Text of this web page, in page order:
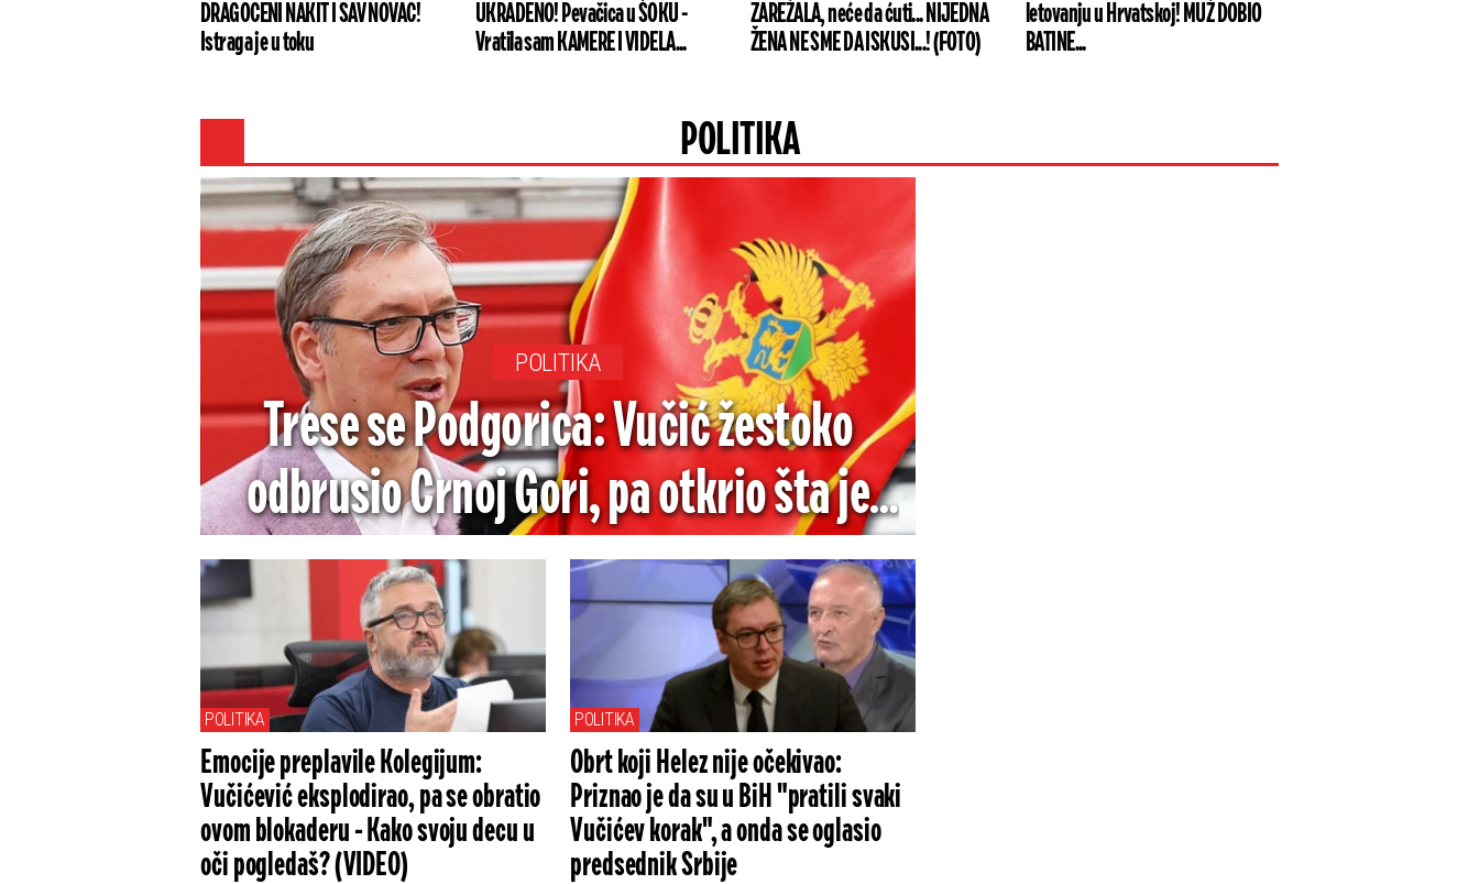
DRAGOCENI NAKIT I SAV NOVAC!
Istraga je u toku
UKRADENO! Pevačica u ŠOKU -
Vratila sam KAMERE I VIDELA...
ZAREŽALA, neće da ćuti... NIJEDNA
ŽENA NE SME DA ISKUSI...! (FOTO)
letovanju u Hrvatskoj! MUŽ DOBIO
BATINE...
POLITIKA
POLITIKA
Trese se Podgorica: Vučić žestoko
odbrusio Crnoj Gori, pa otkrio šta je
jedino godinama tražio od te zemlje
POLITIKA
Emocije preplavile Kolegijum:
Vučićević eksplodirao, pa se obratio
ovom blokaderu - Kako svoju decu u
oči pogledaš? (VIDEO)
POLITIKA
Obrt koji Helez nije očekivao:
Priznao je da su u BiH "pratili svaki
Vučićev korak", a onda se oglasio
predsednik Srbije